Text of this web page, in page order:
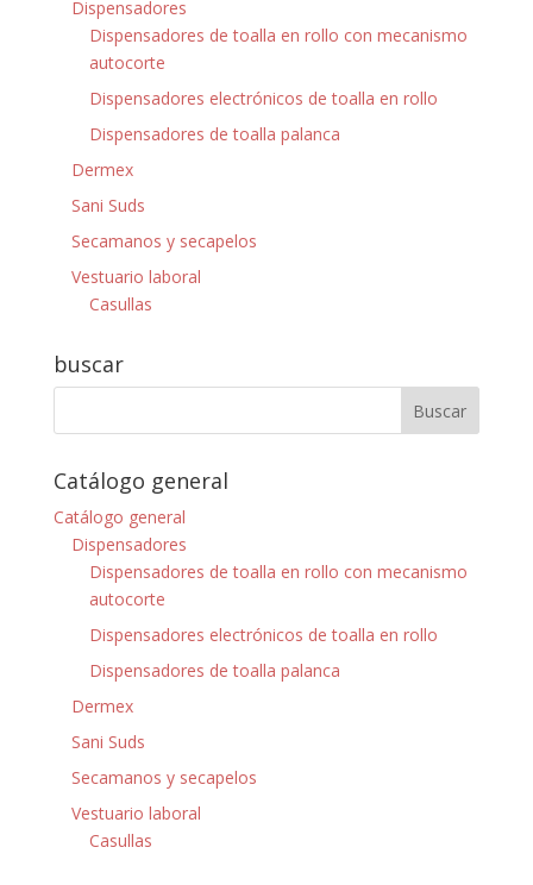
Dispensadores
Dispensadores de toalla en rollo con mecanismo
autocorte
Dispensadores electrónicos de toalla en rollo
Dispensadores de toalla palanca
Dermex
Sani Suds
Secamanos y secapelos
Vestuario laboral
Casullas
buscar
Catálogo general
Catálogo general
Dispensadores
Dispensadores de toalla en rollo con mecanismo
autocorte
Dispensadores electrónicos de toalla en rollo
Dispensadores de toalla palanca
Dermex
Sani Suds
Secamanos y secapelos
Vestuario laboral
Casullas